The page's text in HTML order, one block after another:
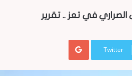
الصراري في تعز .. تقرير
Twitter
Google+